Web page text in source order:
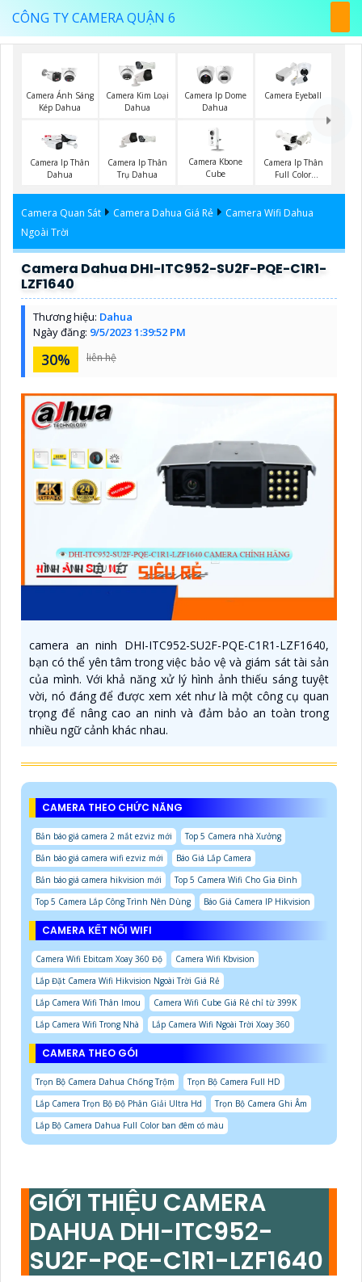
CÔNG TY CAMERA QUẬN 6
Camera Ánh Sáng
Kép Dahua
Camera Kim Loại
Dahua
Camera Ip Dome
Dahua
Camera Eyeball
Camera Ip Thân
Dahua
Camera Ip Thân
Trụ Dahua
Camera Kbone
Cube
Camera Ip Thân
Full Color
Camera Quan Sát Camera Dahua Giá Rẻ
Camera Wifi Dahua
Ngoài Trời
Camera Dahua DHI-ITC952-SU2F-PQE-C1R1-
LZF1640
Thương hiệu: Dahua
Ngày đăng: 9/5/2023 1:39:52 PM
30% liên hệ
camera an ninh DHI-ITC952-SU2F-PQE-C1R1-LZF1640,
bạn có thể yên tâm trong việc bảo vệ và giám sát tài sản
của mình. Với khả năng xử lý hình ảnh thiếu sáng tuyệt
vời, nó đáng để được xem xét như là một công cụ quan
trọng để nâng cao an ninh và đảm bảo an toàn trong
nhiều ngữ cảnh khác nhau.
CAMERA THEO CHỨC NĂNG
Bản báo giá camera 2 mắt ezviz mới
Top 5 Camera nhà Xưởng
Bản báo giá camera wifi ezviz mới
Báo Giá Lắp Camera
Bản báo giá camera hikvision mới
Top 5 Camera Wifi Cho Gia Đình
Top 5 Camera Lắp Công Trình Nên Dùng
Báo Giá Camera IP Hikvision
CAMERA KẾT NỐI WIFI
Camera Wifi Ebitcam Xoay 360 Độ
Camera Wifi Kbvision
Lắp Đặt Camera Wifi Hikvision Ngoài Trời Giá Rẻ
Lắp Camera Wifi Thân Imou
Camera Wifi Cube Giá Rẻ chỉ từ 399K
Lắp Camera Wifi Trong Nhà
Lắp Camera Wifi Ngoài Trời Xoay 360
CAMERA THEO GÓI
Trọn Bộ Camera Dahua Chống Trộm
Trọn Bộ Camera Full HD
Lắp Camera Trọn Bộ Độ Phân Giải Ultra Hd
Trọn Bộ Camera Ghi Âm
Lắp Bộ Camera Dahua Full Color ban đêm có màu
GIỚI THIỆU CAMERA
DAHUA DHI-ITC952-
SU2F-PQE-C1R1-LZF1640